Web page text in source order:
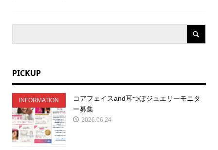
PICKUP
INFORMATION
コアフェイスand耳つぼジュエリーモニタ
ー募集
2026.06.24